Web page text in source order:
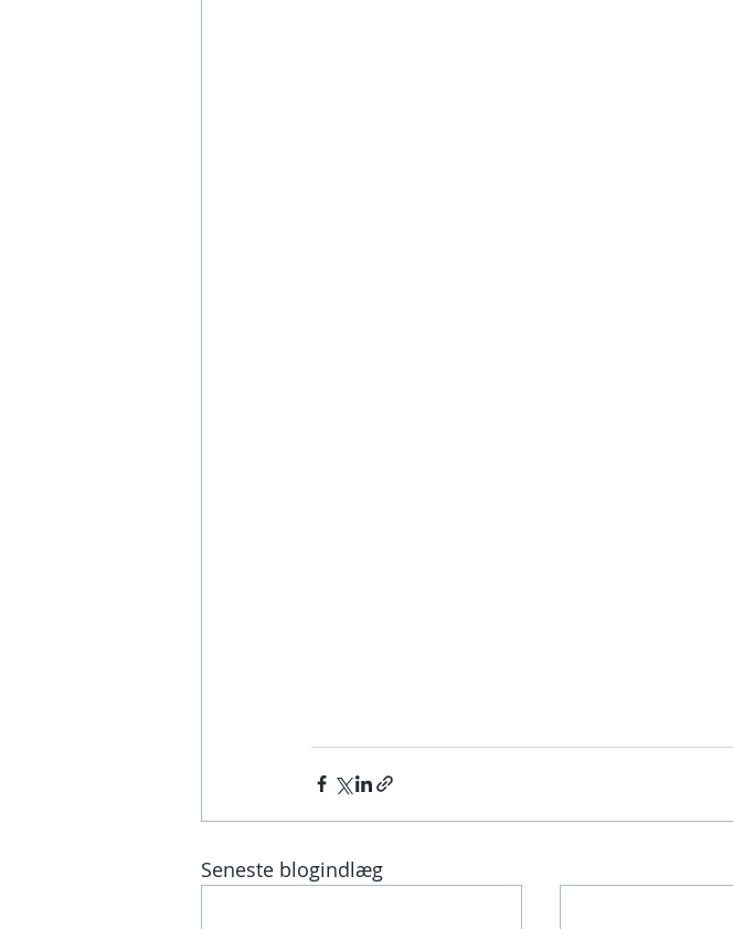
Seneste blogindlæg